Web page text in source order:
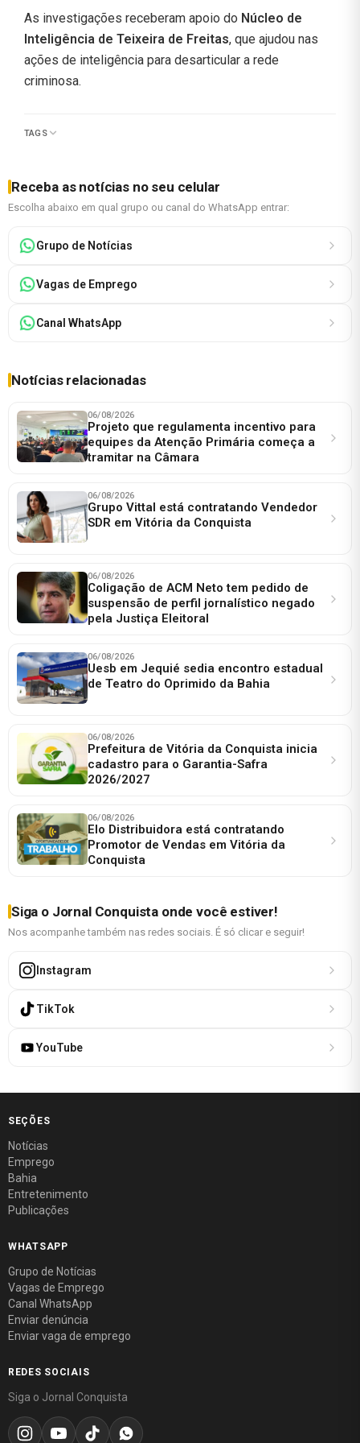
As investigações receberam apoio do Núcleo de
Inteligência de Teixeira de Freitas, que ajudou nas
ações de inteligência para desarticular a rede
criminosa.
TAGS
Receba as notícias no seu celular
Escolha abaixo em qual grupo ou canal do WhatsApp entrar:
Grupo de Notícias
Vagas de Emprego
Canal WhatsApp
Notícias relacionadas
06/08/2026
Projeto que regulamenta incentivo para
equipes da Atenção Primária começa a
tramitar na Câmara
06/08/2026
Grupo Vittal está contratando Vendedor
SDR em Vitória da Conquista
06/08/2026
Coligação de ACM Neto tem pedido de
suspensão de perfil jornalístico negado
pela Justiça Eleitoral
06/08/2026
Uesb em Jequié sedia encontro estadual
de Teatro do Oprimido da Bahia
06/08/2026
Prefeitura de Vitória da Conquista inicia
cadastro para o Garantia-Safra
2026/2027
06/08/2026
Elo Distribuidora está contratando
Promotor de Vendas em Vitória da
Conquista
Siga o Jornal Conquista onde você estiver!
Nos acompanhe também nas redes sociais. É só clicar e seguir!
Instagram
TikTok
YouTube
SEÇÕES
Notícias
Emprego
Bahia
Entretenimento
Publicações
WHATSAPP
Grupo de Notícias
Vagas de Emprego
Canal WhatsApp
Enviar denúncia
Enviar vaga de emprego
REDES SOCIAIS
Siga o Jornal Conquista